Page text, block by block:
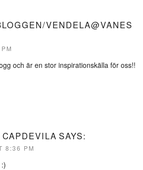
VENDELA@VANES
och är en stor inspirationskälla för oss!!
SAYS:
8:36 PM